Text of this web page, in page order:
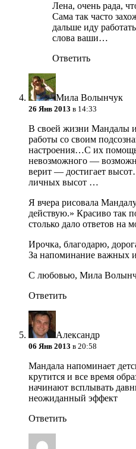
Лена, очень рада,
Сама так часто
дальше иду
слова ваши…
Ответить
Мила Волынчук
26 Янв 2013 в 14:33
В своей жизни Мандалы
работы со своим
настроения…С их
невозможного —
верит — достигает
личных высот …
Я вчера рисовала
действую.» Красиво так
столько дало ответов на
Ирочка, благодарю,
За напоминание важных
С любовью, Мила
Ответить
Александр
06 Янв 2013 в 20:58
Мандала напоминает
крутится и все время
начинают всплывать
неожиданный эффект
Ответить